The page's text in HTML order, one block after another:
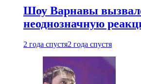
Шоу Варнавы
неоднозначную
2 года спустя2 года спустя